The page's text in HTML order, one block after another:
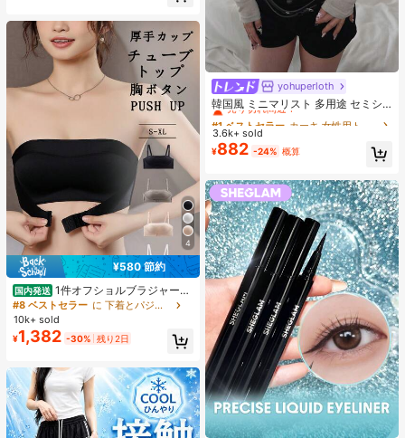
4
¥580 節約
国内発送 1件オフショルブラジャー、
小胸用アップチューブトップ、 オフ
ショルインナー 、脇高 谷間メイク下
着、A/Bカップノンワイヤーぶらジ
ャー
#8 ベストセラー
に 下着とパジャマ
10k+ sold
¥1,382 -30% 残り2日
yohuperloth
韓国風 ミニマリスト 多用途 セミシ
アー Vネック 長袖Tシャツ カジュア
ル
#1 ベストセラー
売り切れ間近！
#1 ベストセラー
売り切れ間近！
#1 ベストセラー
売り切れ間近！
#1 ベストセラー
3.6k+ sold
¥882 -24% 概算